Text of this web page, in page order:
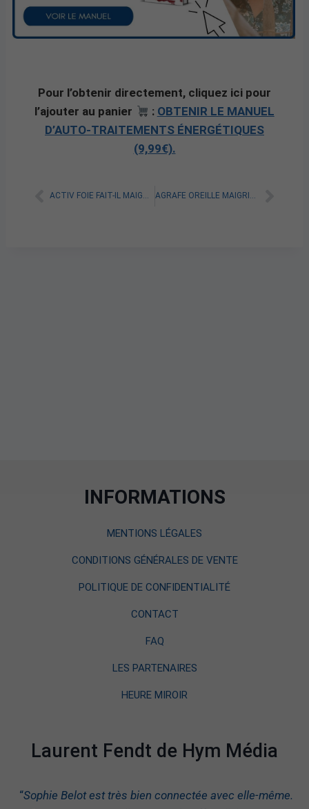
Pour l’obtenir directement, cliquez ici pour
l’ajouter au panier
: OBTENIR LE MANUEL
D’AUTO-TRAITEMENTS ÉNERGÉTIQUES
(9,99€).
ACTIV FOIE FAIT-IL MAIGRIR ? AGRAFE OREILLE MAIGRIR : TOUT SAVOIR SUR CETTE MÉTHODE EFFICACE
INFORMATIONS
MENTIONS LÉGALES
CONDITIONS GÉNÉRALES DE VENTE
POLITIQUE DE CONFIDENTIALITÉ
CONTACT
FAQ
LES PARTENAIRES
HEURE MIROIR
Laurent Fendt de Hym Média
“Sophie Belot est très bien connectée avec elle-même.